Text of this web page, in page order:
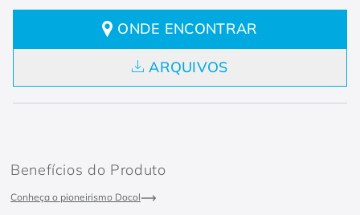
ONDE ENCONTRAR
ARQUIVOS
Benefícios do Produto
Conheça o pioneirismo Docol